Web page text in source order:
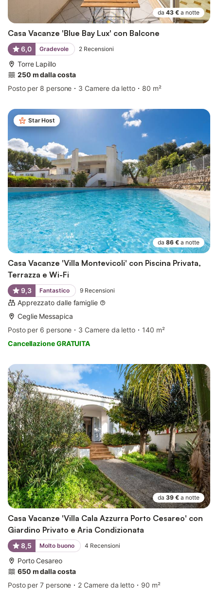
da 43 € a notte
Casa Vacanze 'Blue Bay Lux' con Balcone
6,0 Gradevole 2 Recensioni
Torre Lapillo
250 m dalla costa
Posto per 8 persone
3 Camere da letto 80 m²
Star Host
da 86 € a notte
Casa Vacanze 'Villa Montevicoli' con Piscina Privata,
Terrazza e Wi-Fi
9,3 Fantastico 9 Recensioni
Apprezzato dalle famiglie
Ceglie Messapica
Posto per 6 persone
3 Camere da letto
140 m²
Cancellazione GRATUITA
da 39 € a notte
Casa Vacanze 'Villa Cala Azzurra Porto Cesareo' con
Giardino Privato e Aria Condizionata
8,5 Molto buono 4 Recensioni
Porto Cesareo
650 m dalla costa
Posto per 7 persone
2 Camere da letto 90 m²